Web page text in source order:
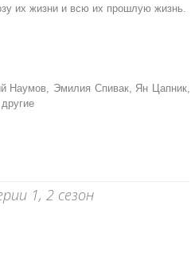
их жизни и всю их прошлую жизнь.
Наумов, Эмилия Спивак, Ян Цапник,
1, 2 сезон